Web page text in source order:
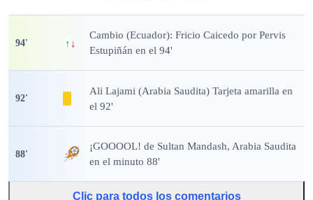
94' ↑ ↓
Cambio (Ecuador): Fricio Caicedo por Pervis
Estupiñán en el 94'
92'
Ali Lajami (Arabia Saudita) Tarjeta amarilla en
el 92'
88'
¡GOOOOL! de Sultan Mandash, Arabia Saudita
en el minuto 88'
Clic para todos los comentarios